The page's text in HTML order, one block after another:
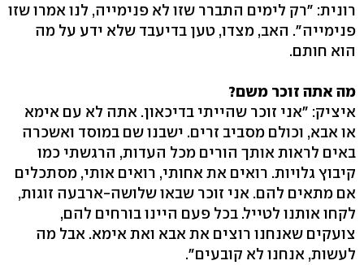
רונית: "רק לימים התברר שזו לא פנימייה, לנו אמרו שזו
פנימייה". האב, מצדו, טען בדיעבד שלא ידע על מה
הוא חותם.
מה אתה זוכר משם?
איציק: "אני זוכר שהייתי בדיכאון. אתה לא עם אימא
או אבא, וכולם מסביב זרים. ישבנו שם במוסד ואשכרה
באים לראות אותך הורים מכל העדות, הרגשתי כמו
קיבוץ גלויות. רואים את אחותי, רואים אותי, מסתכלים
אם מתאים להם. אני זוכר שבאו שלושה-ארבעה זוגות,
לקחו אותנו לטייל. בכל פעם היינו בורחים להם,
צועקים שאנחנו רוצים את אבא ואת אימא. אבל מה
לעשות, אנחנו לא קובעים".